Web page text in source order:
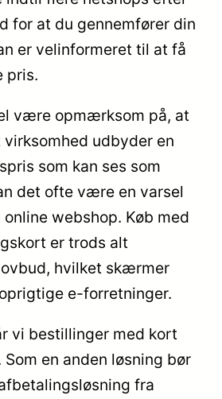
for at du gennemfører din
er velinformeret til at få
pris.
være opmærksom på, at
udbyder en
som kan ses som
det ofte være en varsel
webshop. Køb med
er trods alt
hvilket skærmer
e-forretninger.
vi bestillinger med kort
en anden løsning bør
fra